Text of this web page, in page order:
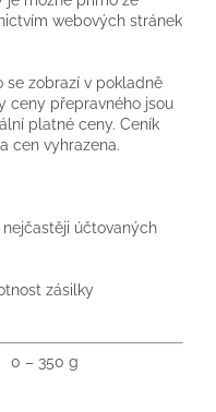
webových stránek
se zobrazí v pokladně
ceny přepravného jsou
platné ceny. Ceník
cen vyhrazena.
účtovaných
zásilky
g